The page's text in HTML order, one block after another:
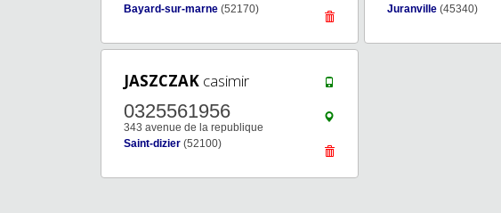
Bayard-sur-marne (52170)
Juranville (45340)
JASZCZAK casimir
0325561956
343 avenue de la republique
Saint-dizier (52100)